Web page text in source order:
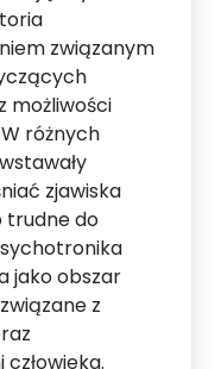
związanym
możliwości
różnych
zjawiska
trudne do
jako obszar
z